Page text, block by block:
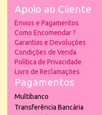
Apoio ao Cliente
Envios e Pagamentos
Como Encomendar ?
Garantias e Devoluções
Condições de Venda
Política de Privacidade
Livro de Reclamações
Pagamentos
Multibanco
Transferência Bancária